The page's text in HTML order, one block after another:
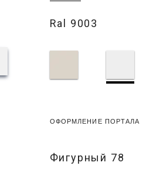
Ral 9003
ОФОРМЛЕНИЕ ПОРТАЛА
Фигурный 78